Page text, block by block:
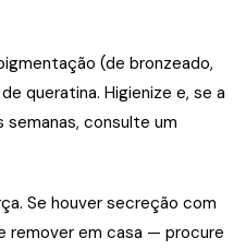
(de bronzeado,
queratina. Higienize e, se a
semanas, consulte um
Se houver secreção com
remover em casa — procure